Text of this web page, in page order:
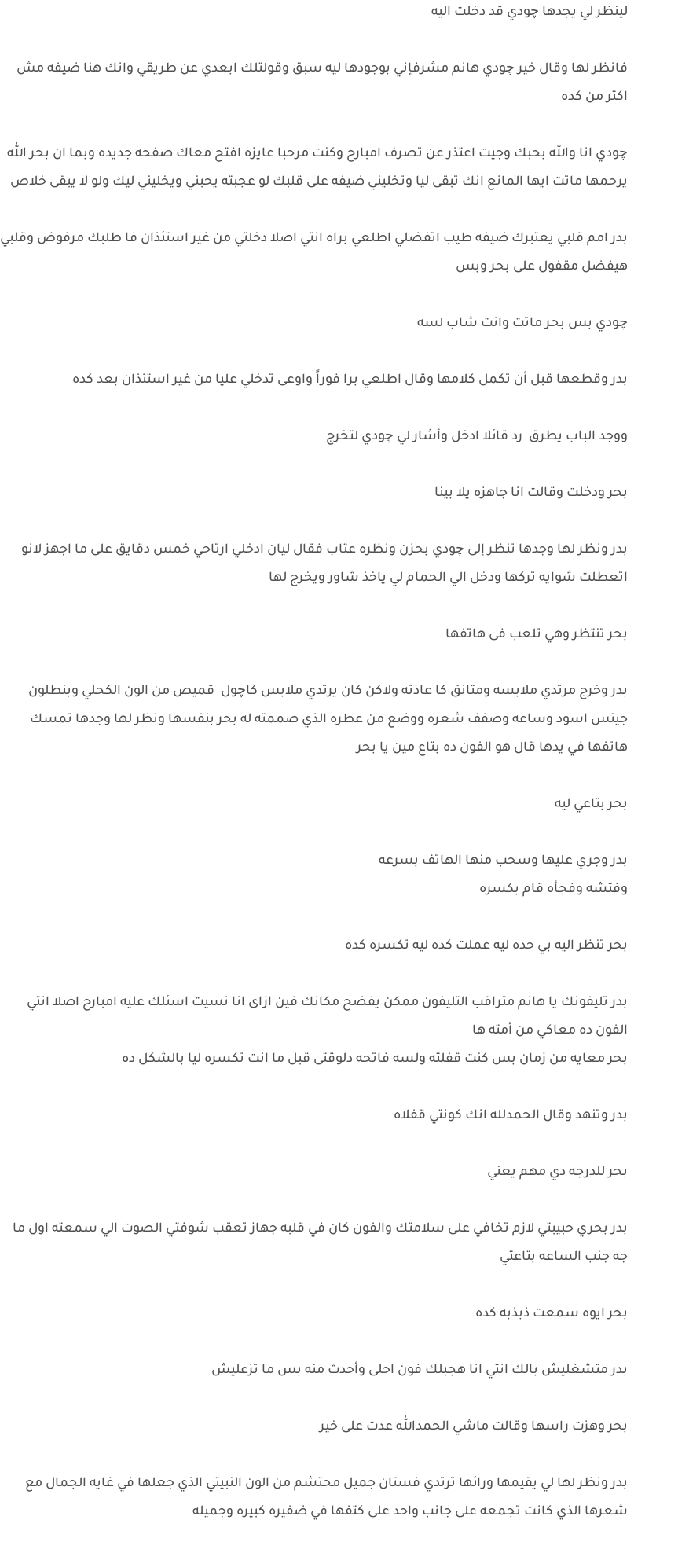
لينظر لي يجدها چودي قد دخلت اليه
فانظر لها وقال خير چودي هانم مشرفإني بوجودها ليه سبق وقولتلك ابعدي عن طريقي وانك هنا ضيفه مش
اكتر من كده
چودي انا والله بحبك وجيت اعتذر عن تصرف امبارح وكنت مرحبا عايزه افتح معاك صفحه جديده وبما ان بحر الله
يرحمها ماتت ايها المانع انك تبقى ليا وتخليني ضيفه على قلبك لو عجبته يحبني ويخليني ليك ولو لا يبقى خلاص
بدر امم قلبي يعتبرك ضيفه طيب اتفضلي اطلعي براه انتي اصلا دخلتي من غير استئذان فا طلبك مرفوض وقلبي
هيفضل مقفول على بحر وبس
چودي بس بحر ماتت وانت شاب لسه
بدر وقطعها قبل أن تكمل كلامها وقال اطلعي برا فوراً واوعى تدخلي عليا من غير استئذان بعد كده
ووجد الباب يطرق رد قائلا ادخل وأشار لي چودي لتخرج
بحر ودخلت وقالت انا جاهزه يلا بينا
بدر ونظر لها وجدها تنظر إلى چودي بحزن ونظره عتاب فقال ليان ادخلي ارتاحي خمس دقايق على ما اجهز لانو
اتعطلت شوايه تركها ودخل الي الحمام لي ياخذ شاور ويخرج لها
بحر تنتظر وهي تلعب فى هاتفها
بدر وخرج مرتدي ملابسه ومتانق كا عادته ولاكن كان يرتدي ملابس كاچول قميص من الون الكحلي وبنطلون
جينس اسود وساعه وصفف شعره ووضع من عطره الذي صممته له بحر بنفسها ونظر لها وجدها تمسك
هاتفها في يدها قال هو الفون ده بتاع مين يا بحر
بحر بتاعي ليه
بدر وجري عليها وسحب منها الهاتف بسرعه
وفتشه وفجأه قام بكسره
بحر تنظر اليه بي حده ليه عملت كده ليه تكسره كده
بدر تليفونك يا هانم متراقب التليفون ممكن يفضح مكانك فين ازاى انا نسيت اسئلك عليه امبارح اصلا انتي
الفون ده معاكي من أمته ها
بحر معايه من زمان بس كنت قفلته ولسه فاتحه دلوقتى قبل ما انت تكسره ليا بالشكل ده
بدر وتنهد وقال الحمدلله انك كونتي قفلاه
بحر للدرجه دي مهم يعني
بدر بحري حبيبتي لازم تخافي على سلامتك والفون كان في قلبه جهاز تعقب شوفتي الصوت الي سمعته اول ما
جه جنب الساعه بتاعتي
بحر ايوه سمعت ذبذبه كده
بدر متشغليش بالك انتي انا هجبلك فون احلى وأحدث منه بس ما تزعليش
بحر وهزت راسها وقالت ماشي الحمدالله عدت على خير
بدر ونظر لها لي يقيمها ورائها ترتدي فستان جميل محتشم من الون النبيتي الذي جعلها في غايه الجمال مع
شعرها الذي كانت تجمعه على جانب واحد على كتفها في ضفيره كبيره وجميله